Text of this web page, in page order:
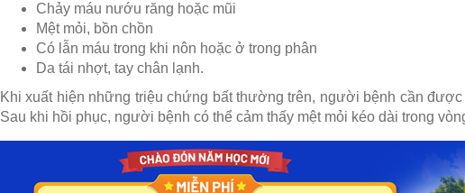
Chảy máu nướu răng hoặc mũi
Mệt mỏi, bồn chồn
Có lẫn máu trong khi nôn hoặc ở trong phân
Da tái nhợt, tay chân lạnh.
Khi xuất hiện những triệu chứng bất thường trên, người bệnh cần
Sau khi hồi phục, người bệnh có thể cảm thấy mệt mỏi kéo dài trong